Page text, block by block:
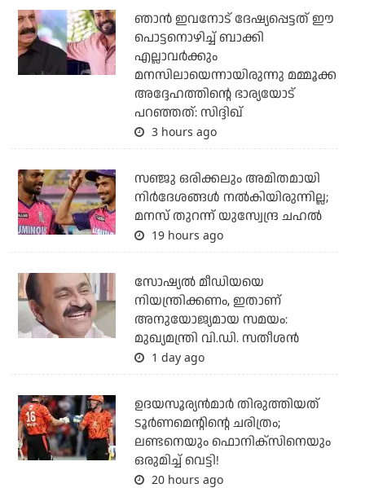
ഞാന്‍ ഇവനോട് ദേഷ്യപ്പെട്ടത് ഈ
പൊട്ടനൊഴിച്ച് ബാക്കി
എല്ലാവര്‍ക്കും
മനസിലായെന്നായിരുന്നു മമ്മൂക്ക
അദ്ദേഹത്തിന്റെ ഭാര്യയോട്
പറഞ്ഞത്: സിദ്ദിഖ്
3 hours ago
സഞ്ജു ഒരിക്കലും അമിതമായി
നിര്‍ദേശങ്ങള്‍ നല്‍കിയിരുന്നില്ല;
മനസ് തുറന്ന് യുസ്വേന്ദ്ര ചഹല്‍
19 hours ago
സോഷ്യല്‍ മീഡിയയെ
നിയന്ത്രിക്കണം, ഇതാണ്
അനുയോജ്യമായ സമയം:
മുഖ്യമന്ത്രി വി.ഡി. സതീശന്‍
1 day ago
ഉദയസൂര്യന്‍മാര്‍ തിരുത്തിയത്
ടൂര്‍ണമെന്റിന്റെ ചരിത്രം;
ലണ്ടനെയും ഫൊനിക്‌സിനെയും
ഒരുമിച്ച് വെട്ടി!
20 hours ago